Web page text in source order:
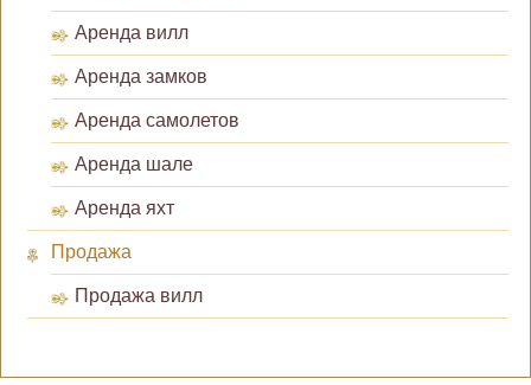
Аренда вилл
Аренда замков
Аренда самолетов
Аренда шале
Аренда яхт
Продажа
Продажа вилл